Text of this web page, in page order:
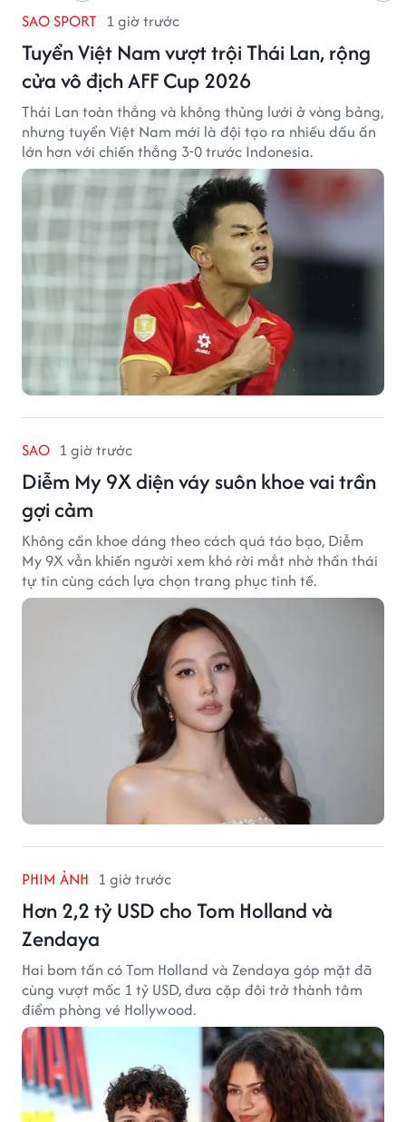
SAO SPORT 1 giờ trước
Tuyển Việt Nam vượt trội Thái Lan, rộng
cửa vô địch AFF Cup 2026
Thái Lan toàn thắng và không thủng lưới ở vòng bảng,
nhưng tuyển Việt Nam mới là đội tạo ra nhiều dấu ấn
lớn hơn với chiến thắng 3-0 trước Indonesia.
SAO 1 giờ trước
Diễm My 9X diện váy suôn khoe vai trần
gợi cảm
Không cần khoe dáng theo cách quá táo bạo, Diễm
My 9X vẫn khiến người xem khó rời mắt nhờ thần thái
tự tin cùng cách lựa chọn trang phục tinh tế.
PHIM ẢNH 1 giờ trước
Hơn 2,2 tỷ USD cho Tom Holland và
Zendaya
Hai bom tấn có Tom Holland và Zendaya góp mặt đã
cùng vượt mốc 1 tỷ USD, đưa cặp đôi trở thành tâm
điểm phòng vé Hollywood.